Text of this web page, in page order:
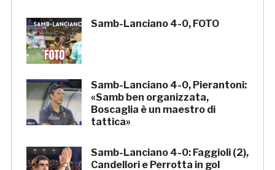
Samb-Lanciano 4-0, FOTO
Samb-Lanciano 4-0, Pierantoni:
«Samb ben organizzata,
Boscaglia è un maestro di
tattica»
Samb-Lanciano 4-0: Faggioli (2),
Candellori e Perrotta in gol